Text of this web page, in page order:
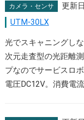
カメラ・センサ 更新
UTM-30LX
光でスキャニングし
次元走査型の光距離
プなのでサービスロ
電圧DC12V。消費電